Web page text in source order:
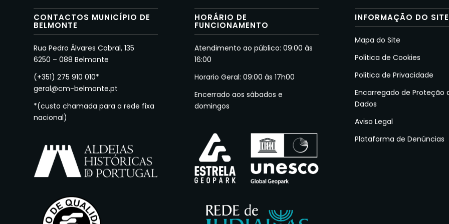
CONTACTOS MUNICÍPIO DE
BELMONTE
Rua Pedro Álvares Cabral, 135
6250 – 088 Belmonte
(+351) 275 910 010*
geral@cm-belmonte.pt
*(custo chamada para a rede fixa
nacional)
HORÁRIO DE
FUNCIONAMENTO
Atendimento ao público: 09:00 às
16:00
Horario Geral: 09:00 às 17h00
Encerrado aos sábados e
domingos
INFORMAÇÃO DO SITE
Mapa do Site
Politica de Cookies
Politica de Privacidade
Encarregado de Proteção
Dados
Aviso Legal
Plataforma de Denúncias